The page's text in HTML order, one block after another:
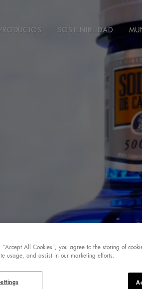
PRODUCTOS SOSTENIBILIDAD
“Accept All Cookies”, you agree to the storing of
usage, and assist in our marketing efforts.